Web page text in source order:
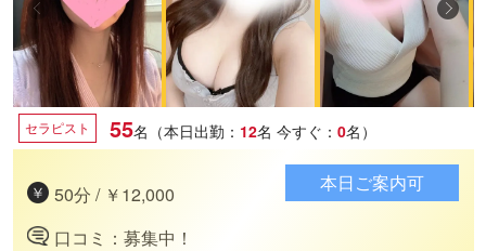
セラピスト 55名（本日出勤： 12名 今すぐ： 0名）
50分 / ￥12,000
口コミ：募集中！
本日ご案内可